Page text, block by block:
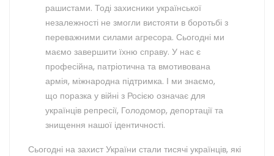
рашистами. Тоді захисники української
незалежності не змогли вистояти в боротьбі з
переважними силами агресора. Сьогодні ми
маємо завершити їхню справу. У нас є
професійна, патріотична та вмотивована
армія, міжнародна підтримка. І ми знаємо,
що поразка у війні з Росією означає для
українців репресії, Голодомор, депортації та
знищення нашої ідентичності.
Сьогодні на захист України стали тисячі українців, які